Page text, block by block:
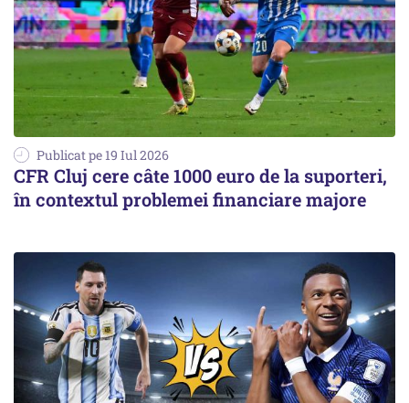
Publicat pe 19 Iul 2026
CFR Cluj cere câte 1000 euro de la suporteri,
în contextul problemei financiare majore